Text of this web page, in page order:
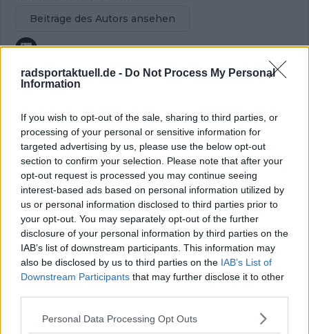
radsportaktuell.de - Do Not Process My Personal
Information
If you wish to opt-out of the sale, sharing to third parties, or
processing of your personal or sensitive information for
targeted advertising by us, please use the below opt-out
section to confirm your selection. Please note that after your
opt-out request is processed you may continue seeing
interest-based ads based on personal information utilized by
us or personal information disclosed to third parties prior to
your opt-out. You may separately opt-out of the further
disclosure of your personal information by third parties on the
IAB’s list of downstream participants. This information may
also be disclosed by us to third parties on the IAB’s List of
Downstream Participants that may further disclose it to other
Personal Data Processing Opt Outs
Beiträge des Autors ansehen
Klatscht 0
Besucher
Vorheriger Artikel
"Ich möchte so viel
wie möglich lernen" -
Visma-Anwärter
Jorgen Nordhagen
möchte in die
Fußstapfen seines
Mentors Vingegaard
treten
Nächster Artikel
"Mit diesen Reifen
habe ich immer die
volle Kontrolle über
das Fahrrad" -
Mathieu van der Poel
setzt 2025 auf Reifen
einer beliebten F1-
Marke